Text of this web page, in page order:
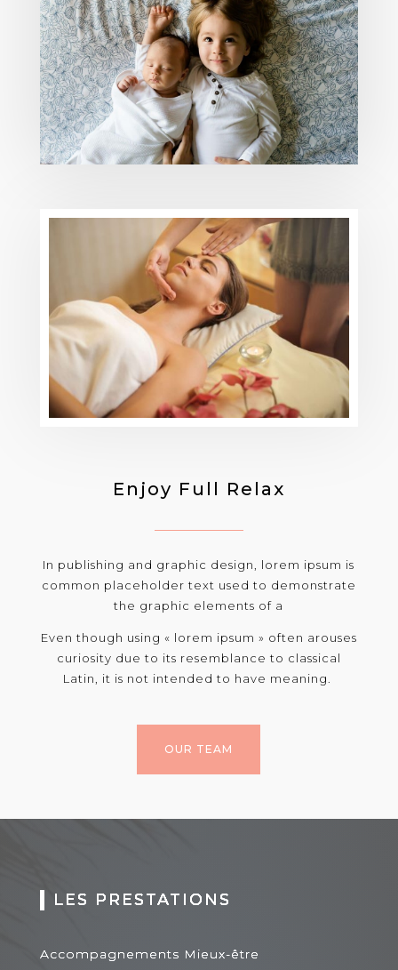
Enjoy Full Relax
In publishing and graphic design, lorem ipsum is
common placeholder text used to demonstrate
the graphic elements of a
Even though using « lorem ipsum » often arouses
curiosity due to its resemblance to classical
Latin, it is not intended to have meaning.
OUR TEAM
LES PRESTATIONS
Accompagnements Mieux-être